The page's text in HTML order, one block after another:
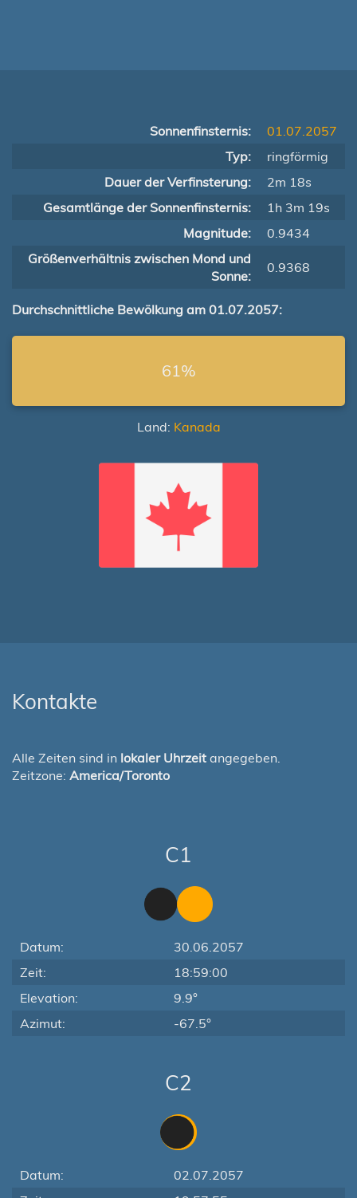
Sonnenfinsternis:
01.07.2057
Typ:
ringförmig
Dauer der Verfinsterung:
2m 18s
Gesamtlänge der Sonnenfinsternis:
1h 3m 19s
Magnitude:
0.9434
Größenverhältnis zwischen Mond und
Sonne:
0.9368
Durchschnittliche Bewölkung am 01.07.2057:
61%
Land: Kanada
Kontakte
Alle Zeiten sind in lokaler Uhrzeit angegeben.
Zeitzone: America/Toronto
C1
Datum:
30.06.2057
Zeit:
18:59:00
Elevation:
9.9°
Azimut:
-67.5°
C2
Datum:
02.07.2057